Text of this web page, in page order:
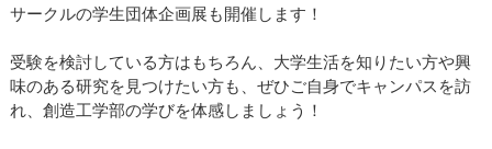
サークルの学生団体企画展も開催します！
受験を検討している方はもちろん、大学生活を知りたい方や興
味のある研究を見つけたい方も、ぜひご自身でキャンパスを訪
れ、創造工学部の学びを体感しましょう！